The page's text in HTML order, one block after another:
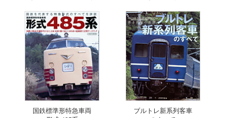
国鉄標準形特急車両
ブルトレ新系列客車